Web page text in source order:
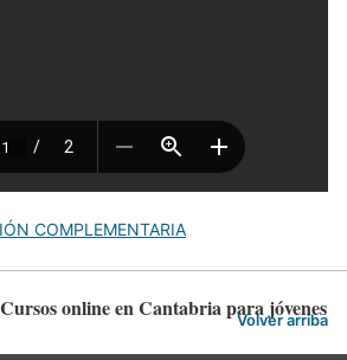
COMPLEMENTARIA
online en Cantabria para jóvenes
Volver arriba